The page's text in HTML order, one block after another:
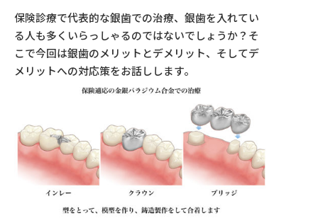
保険診療で代表的な銀歯での治療、銀歯を入れてい
る人も多くいらっしゃるのではないでしょうか？そ
こで今回は銀歯のメリットとデメリット、そしてデ
メリットへの対応策をお話しします。